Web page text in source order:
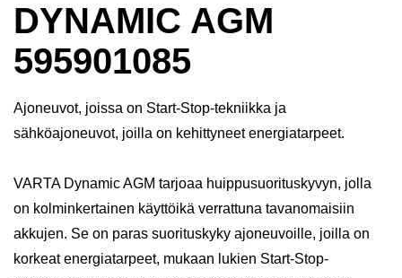
DYNAMIC AGM
595901085
Ajoneuvot, joissa on Start-Stop-tekniikka ja
sähköajoneuvot, joilla on kehittyneet energiatarpeet.
VARTA Dynamic AGM tarjoaa huippusuorituskyvyn, jolla
on kolminkertainen käyttöikä verrattuna tavanomaisiin
akkujen. Se on paras suorituskyky ajoneuvoille, joilla on
korkeat energiatarpeet, mukaan lukien Start-Stop-